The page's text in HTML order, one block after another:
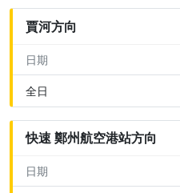
賈河方向
日期
全日
快速 鄭州航空港站方向
日期